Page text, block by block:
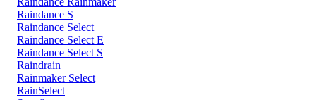
Raindance S
Raindance Select
Raindance Select E
Raindance Select S
Raindrain
Rainmaker Select
RainSelect